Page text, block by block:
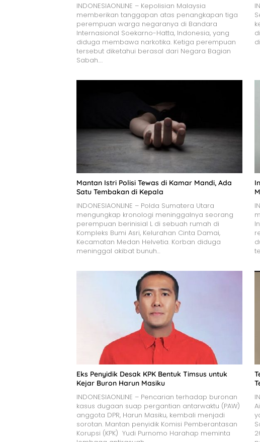
INDONESIAONLINE – Kepolisian Malaysia
memberikan tanggapan atas penangkapan tiga
perempuan warga negaranya di Bandara
Internasional Soekarno-Hatta, Indonesia, yang
diduga membawa narkotika. Ketiga perempuan
tersebut diketahui berasal dari Negara Bagian
Sabah….
Mantan Istri Polisi Tewas di Kamar Mandi, Ada
Satu Tembakan di Kepala
INDONESIAONLINE – Polda Sumatera Utara
mengungkap kronologi meninggalnya seorang
perempuan berinisial L di sebuah rumah di
Kompleks Bumi Asri, Kelurahan Cinta Damai,
Kecamatan Medan Helvetia. Korban diduga
meninggal akibat bunuh…
Eks Penyidik Desak KPK Bentuk Timsus untuk
Kejar Buron Harun Masiku
INDONESIAONLINE – Pencarian terhadap buronan
kasus dugaan suap pergantian antarwaktu (PAW)
anggota DPR, Harun Masiku, kembali menjadi
sorotan. Mantan penyidik Komisi Pemberantasan
Korupsi (KPK) Yudi Purnomo Harahap meminta